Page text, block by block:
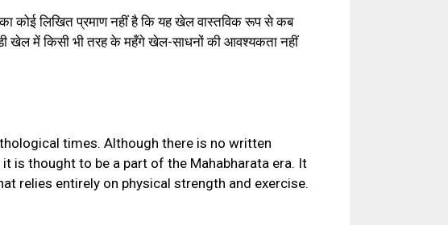
कोई लिखित प्रमाण नहीं है कि यह खेल वास्तविक रूप से कब
खेल में किसी भी तरह के महँगे खेल-साधनों की आवश्यकता नहीं
times. Although there is no written
is thought to be a part of the Mahabharata era. It
relies entirely on physical strength and exercise.